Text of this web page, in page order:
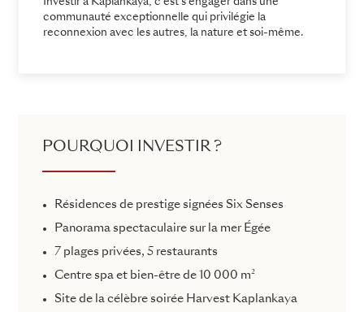
Investir à Kaplankaya, c'est s'engager dans une
communauté exceptionnelle qui privilégie la
reconnexion avec les autres, la nature et soi-même.
POURQUOI INVESTIR ?
Résidences de prestige signées Six Senses
Panorama spectaculaire sur la mer Égée
7 plages privées, 5 restaurants
Centre spa et bien-être de 10 000 m²
Site de la célèbre soirée Harvest Kaplankaya